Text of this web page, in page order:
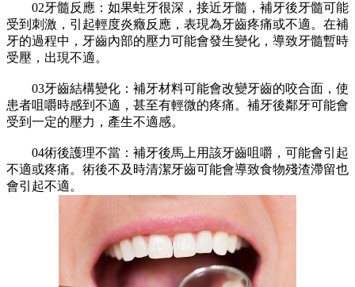
02牙髓反應：如果蛀牙很深，接近牙髓，補牙後牙髓可能
受到刺激，引起輕度炎癥反應，表現為牙齒疼痛或不適。在補
牙的過程中，牙齒內部的壓力可能會發生變化，導致牙髓暫時
受壓，出現不適。
03牙齒結構變化：補牙材料可能會改變牙齒的咬合面，使
患者咀嚼時感到不適，甚至有輕微的疼痛。補牙後鄰牙可能會
受到一定的壓力，產生不適感。
04術後護理不當：補牙後馬上用該牙齒咀嚼，可能會引起
不適或疼痛。術後不及時清潔牙齒可能會導致食物殘渣滯留也
會引起不適。